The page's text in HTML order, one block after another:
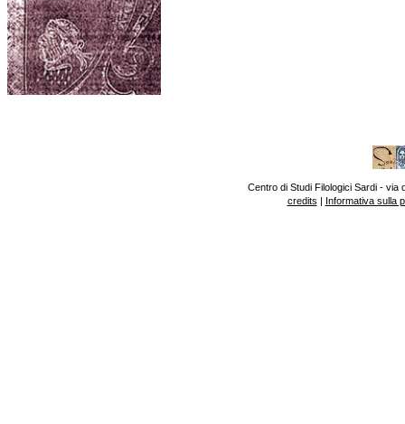
Centro di Studi Filologici Sardi - via
credits | Informativa sulla